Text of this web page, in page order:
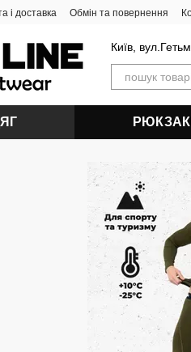
контенту
і доставка Обмін та повернення
Київ,